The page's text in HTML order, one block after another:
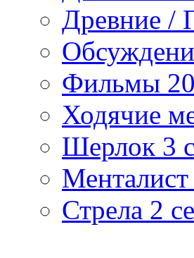
Древние /
Фильмы
Ходячие
Шерлок 3
Менталист
Стрела 2